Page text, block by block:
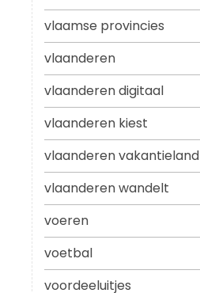
vlaamse provincies
vlaanderen
vlaanderen digitaal
vlaanderen kiest
vlaanderen vakantieland
vlaanderen wandelt
voeren
voetbal
voordeeluitjes